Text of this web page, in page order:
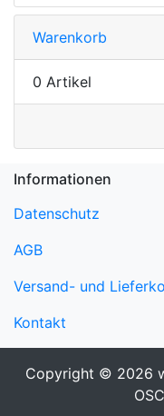
Warenkorb
0 Artikel
Informationen
Datenschutz
AGB
Versand- und
Kontakt
Copyright © 2026